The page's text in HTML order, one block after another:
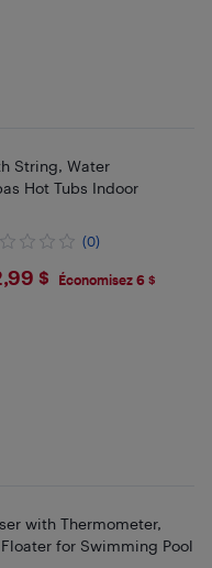
String, Water
Hot Tubs Indoor
(0)
$ Économisez 6 $
with Thermometer,
for Swimming Pool